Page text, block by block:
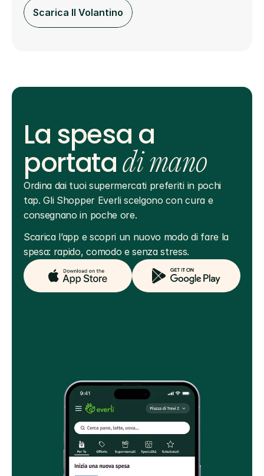
Scarica Il Volantino
La spesa a
portatadi mano
Ordina dai tuoi supermercati preferiti in pochi
tap. Gli Shopper Everli scelgono con cura e
consegnano in poche ore.
Scarica l’app e scopri un nuovo modo di fare la
spesa: rapido, comodo e senza stress.